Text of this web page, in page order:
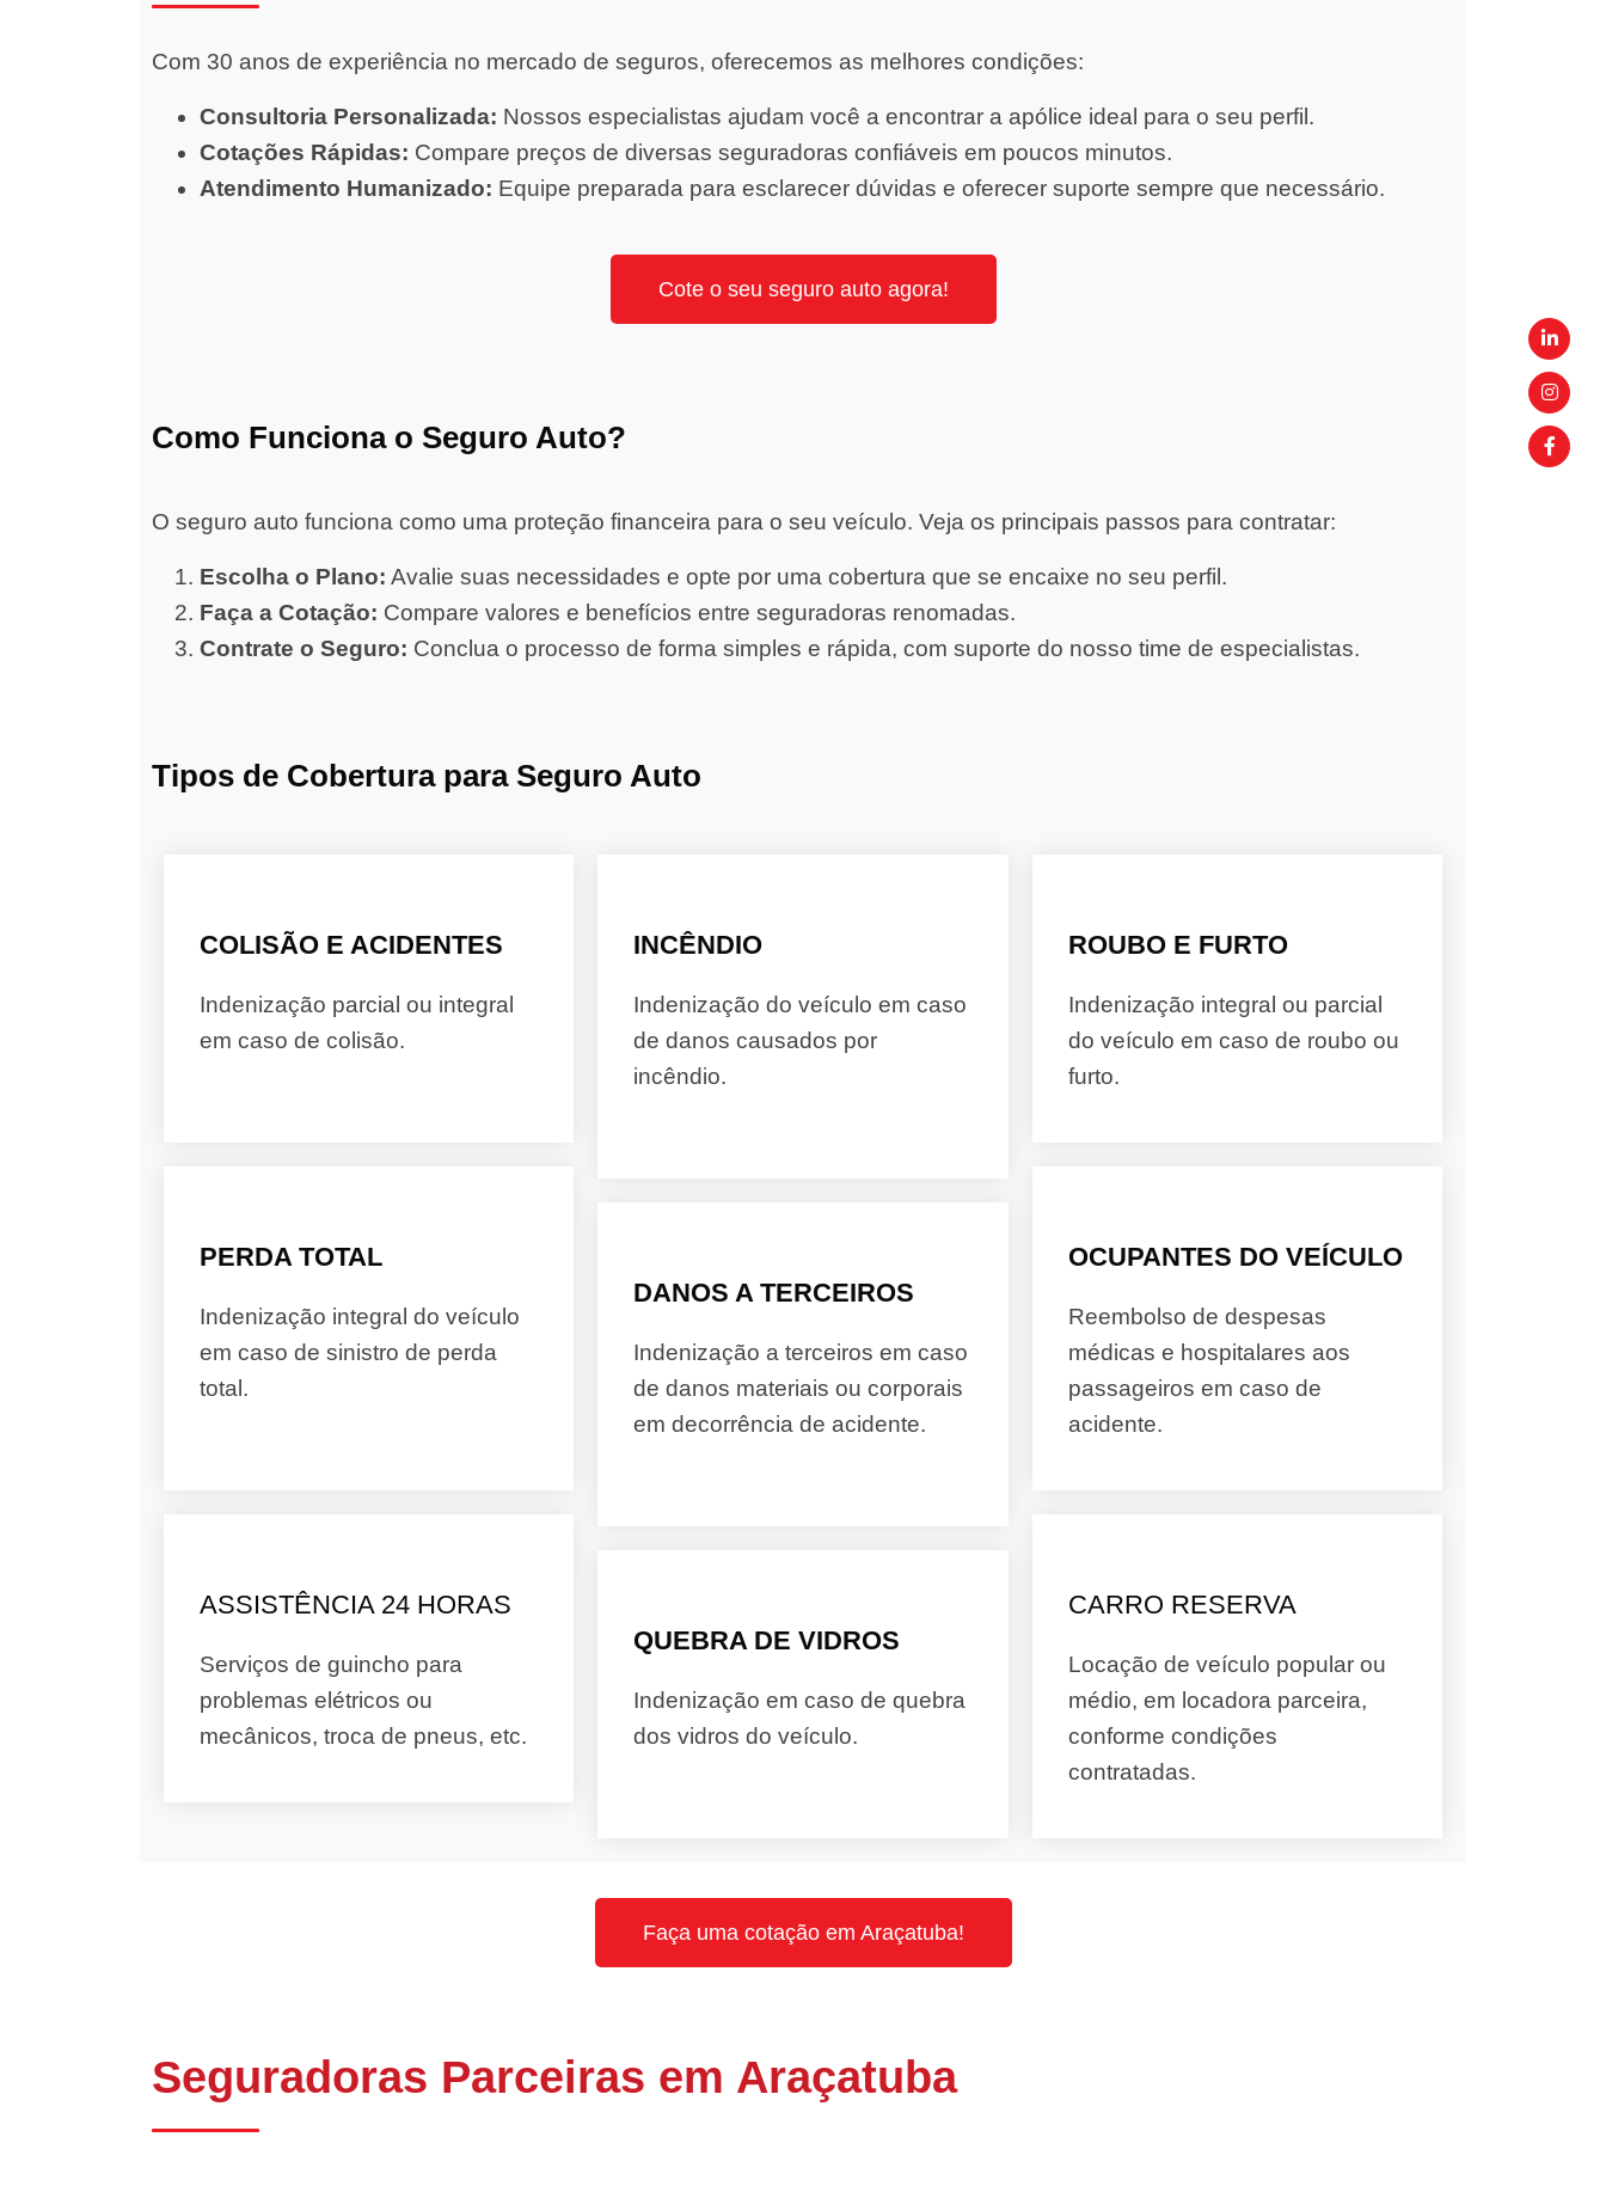
Com 30 anos de experiência no mercado de seguros, oferecemos as melhores condições:
Consultoria Personalizada: Nossos especialistas ajudam você a encontrar a apólice ideal para o seu perfil.
Cotações Rápidas: Compare preços de diversas seguradoras confiáveis em poucos minutos.
Atendimento Humanizado: Equipe preparada para esclarecer dúvidas e oferecer suporte sempre que necessário.
Cote o seu seguro auto agora!
Como Funciona o Seguro Auto?
O seguro auto funciona como uma proteção financeira para o seu veículo. Veja os principais passos para contratar:
Escolha o Plano: Avalie suas necessidades e opte por uma cobertura que se encaixe no seu perfil.
Faça a Cotação: Compare valores e benefícios entre seguradoras renomadas.
Contrate o Seguro: Conclua o processo de forma simples e rápida, com suporte do nosso time de especialistas.
Tipos de Cobertura para Seguro Auto
COLISÃO E ACIDENTES
Indenização parcial ou integral
em caso de colisão.
PERDA TOTAL
Indenização integral do veículo
em caso de sinistro de perda
total.
ASSISTÊNCIA 24 HORAS
Serviços de guincho para
problemas elétricos ou
mecânicos, troca de pneus, etc.
INCÊNDIO
Indenização do veículo em caso
de danos causados por
incêndio.
DANOS A TERCEIROS
Indenização a terceiros em caso
de danos materiais ou corporais
em decorrência de acidente.
QUEBRA DE VIDROS
Indenização em caso de quebra
dos vidros do veículo.
ROUBO E FURTO
Indenização integral ou parcial
do veículo em caso de roubo ou
furto.
OCUPANTES DO VEÍCULO
Reembolso de despesas
médicas e hospitalares aos
passageiros em caso de
acidente.
CARRO RESERVA
Locação de veículo popular ou
médio, em locadora parceira,
conforme condições
contratadas.
Faça uma cotação em Araçatuba!
Seguradoras Parceiras em Araçatuba